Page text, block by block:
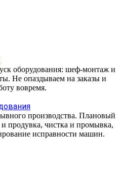
оборудования: шеф-монтаж и
Не опаздываем на заказы и
вовремя.
производства. Плановый
и продувка, чистка и промывка,
исправности машин.